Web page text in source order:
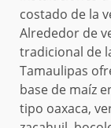
costado de la
Alrededor de
tradicional de
Tamaulipas
base de maíz
tipo oaxaca,